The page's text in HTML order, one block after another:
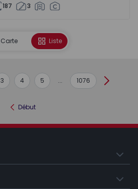
187 3
Carte Liste
3 4 5 ... 1076 Suivant
Début